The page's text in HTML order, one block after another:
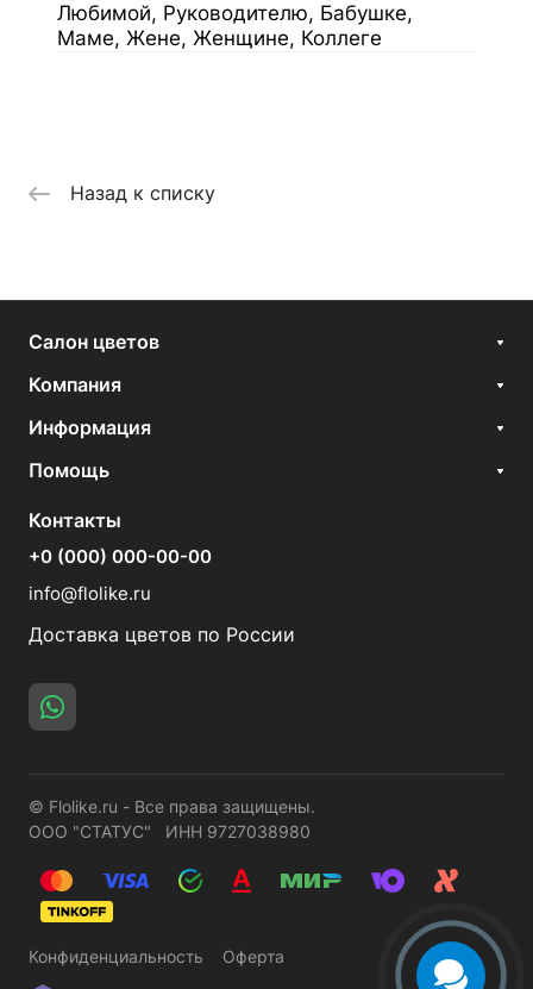
Любимой, Руководителю, Бабушке,
Маме, Жене, Женщине, Коллеге
Назад к списку
Салон цветов
Компания
Информация
Помощь
Контакты
+0 (000) 000-00-00
info@flolike.ru
Доставка цветов по России
© Flolike.ru - Все права защищены.
ООО "СТАТУС" ИНН 9727038980
Конфиденциальность Оферта